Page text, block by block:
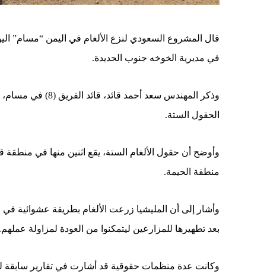
قال المشروع السعودي لنزع الألغام في اليمن “مسام”
في مديرية الخوخه جنوب الحديدة.
الحقول الستة.
وأوضح أن حقول الألغام الستة، يقع اثنين منها في
منطقة الحيمة.
وأشار إلى أن المليشيا زرعت الألغام بطريقة عشوائية
بعد تطهيرها للمزارعين ليتمكنوا من العودة لمزاولة عملهم.
وكانت عدة منظمات حقوقية قد أشارت في تقارير سابقة